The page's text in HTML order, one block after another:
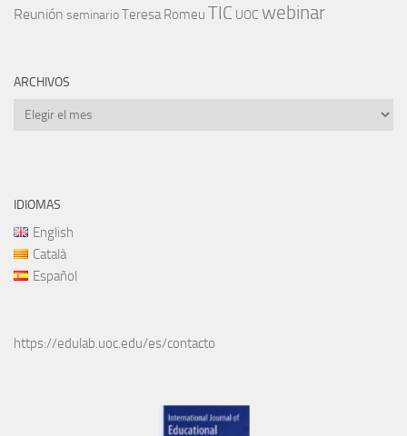
Reunión seminarioTeresa Romeu TIC UOC webinar
ARCHIVOS
Archivos
IDIOMAS
English
Català
Español
https://edulab.uoc.edu/es/contacto